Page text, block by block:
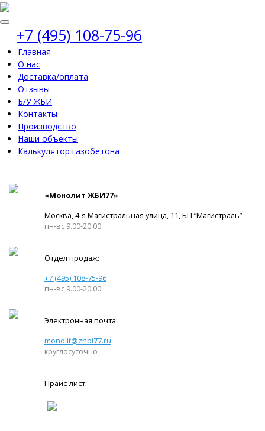
+7 (495) 108-75-96
Главная
О нас
Доставка/оплата
Отзывы
Б/У ЖБИ
Контакты
Производство
Наши объекты
Калькулятор газобетона
«Монолит ЖБИ77»
Москва, 4-я Магистральная улица, 11, ​БЦ “Магистраль”
пн-вс 9.00-20.00
Отдел продаж:
+7 (495) 108-75-96
пн-вс 9.00-20.00
Электронная почта:
monolit@zhbi77.ru
круглосуточно
Прайс-лист: